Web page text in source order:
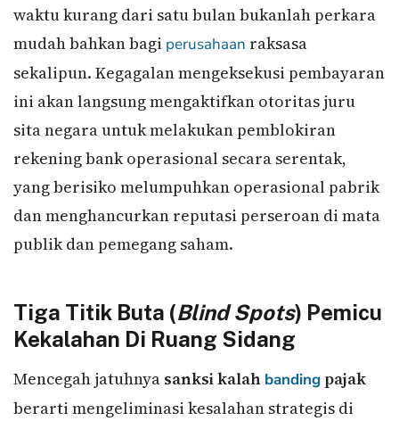
waktu kurang dari satu bulan bukanlah perkara
mudah bahkan bagi perusahaan raksasa
sekalipun. Kegagalan mengeksekusi pembayaran
ini akan langsung mengaktifkan otoritas juru
sita negara untuk melakukan pemblokiran
rekening bank operasional secara serentak,
yang berisiko melumpuhkan operasional pabrik
dan menghancurkan reputasi perseroan di mata
publik dan pemegang saham.
Tiga Titik Buta (Blind Spots) Pemicu
Kekalahan Di Ruang Sidang
Mencegah jatuhnya sanksi kalah bandingpajak
berarti mengeliminasi kesalahan strategis di